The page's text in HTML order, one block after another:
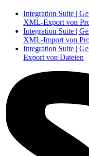
Integration Suite |
XML-Export von
Integration Suite |
XML-Import von
Integration Suite |
Export von Dateien